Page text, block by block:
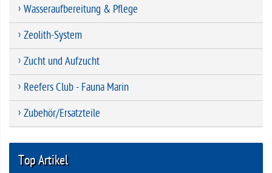
Wasseraufbereitung & Pflege
Zeolith-System
Zucht und Aufzucht
Reefers Club - Fauna Marin
Zubehör/Ersatzteile
Top Artikel